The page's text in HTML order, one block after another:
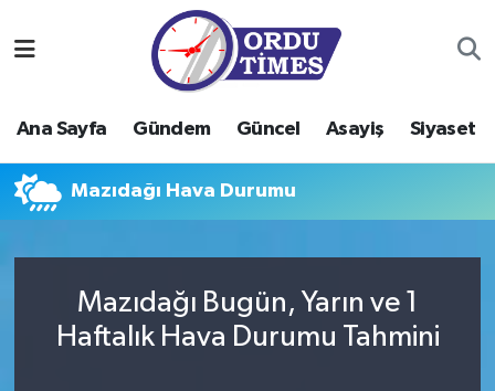
Ana Sayfa Gündem Güncel Asayiş Siyaset
Mazıdağı Hava Durumu
Mazıdağı Bugün, Yarın ve 1
Haftalık Hava Durumu Tahmini
Gündem
Güncel
Siyaset
Ordu Nöbetçi Eczaneler
Ordu Hava Durumu
Ordu Namaz Vakitleri
Süper Lig Puan Durumu ve Fikstür